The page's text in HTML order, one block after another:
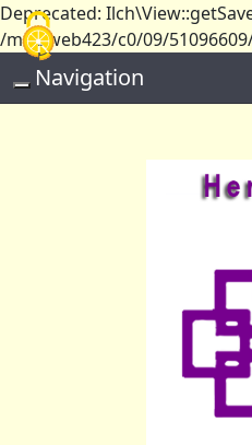
Deprecated:
/mnt/web423/c0/09/
Toggle navigation
Navigation
Cookie-Einstellungen